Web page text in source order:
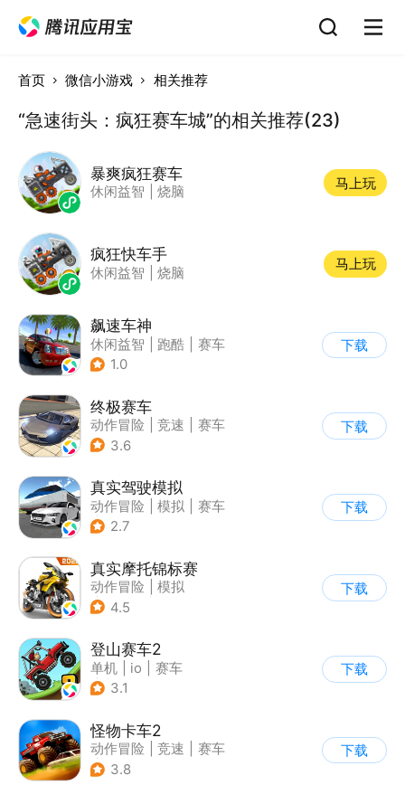
首页 微信小游戏 相关推荐
“急速街头：疯狂赛车城”的相关推荐(23)
暴爽疯狂赛车
休闲益智 烧脑
马上玩
疯狂快车手
休闲益智 烧脑
马上玩
飙速车神
休闲益智 跑酷
赛车
| 漂移
1.0
下载
终极赛车
动作冒险 竞速
赛车
3.6
下载
真实驾驶模拟
动作冒险 模拟
赛车
| 漂移
2.7
下载
真实摩托锦标赛
动作冒险
模拟
| 摩托车
4.5
下载
登山赛车2
单机 io
赛车
| 欧美风
3.1
下载
怪物卡车2
动作冒险 竞速
赛车
| 卡通
3.8
下载